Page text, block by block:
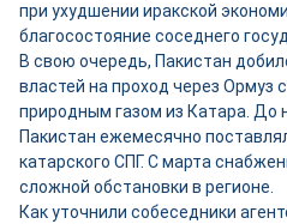
при ухудшении иракской
благосостояние соседнего
В свою очередь, Пакистан
властей на проход через Ормуз
природным газом из Катара. До
Пакистан ежемесячно
катарского СПГ. С марта
сложной обстановки в регионе.
Как уточнили собеседники